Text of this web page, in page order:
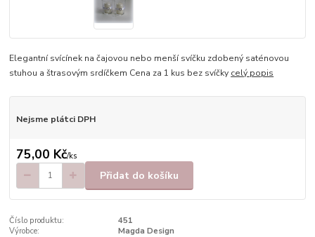
Elegantní svícínek na čajovou nebo menší svíčku zdobený saténovou
stuhou a štrasovým srdíčkem Cena za 1 kus bez svíčky celý popis
Nejsme plátci DPH
75,00 Kč/ks
Přidat do košíku
Číslo produktu:
451
Výrobce:
Magda Design